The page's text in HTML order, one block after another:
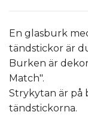
En glasburk
tändstickor är
Burken är
Match".
Strykytan är på
tändstickorna.